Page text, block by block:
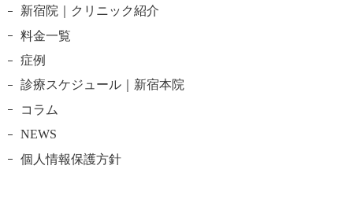
新宿院｜クリニック紹介
料金一覧
症例
診療スケジュール｜新宿本院
コラム
NEWS
個人情報保護方針